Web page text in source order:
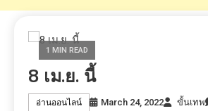
1 MIN READ
8 เม.ย. นี้
อ่านออนไลน์ March 24, 2022 ขั้นเทพ